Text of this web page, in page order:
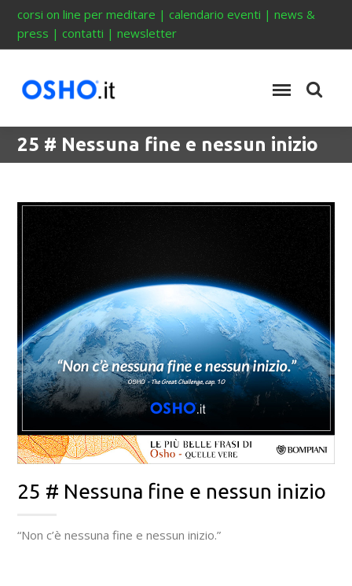
corsi on line per meditare |calendario eventi |news &
press |contatti |newsletter
25 # Nessuna fine e nessun inizio
25 # Nessuna fine e nessun inizio
“Non c’è nessuna fine e nessun inizio.”